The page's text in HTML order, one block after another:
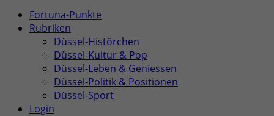
Fortuna-Punkte
Rubriken
Düssel-Histörchen
Düssel-Kultur & Pop
Düssel-Leben & Geniessen
Düssel-Politik & Positionen
Düssel-Sport
Login